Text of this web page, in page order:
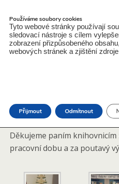
ZŠ a MŠ Jarošov
Děkujeme paním
pracovní dobu a za poutavý
Používáme soubory cookies
Tyto webové stránky používají
sledovací nástroje s cílem
zobrazení přizpůsobeného
webových stránek a zjištění
Přijmout Odmítnout